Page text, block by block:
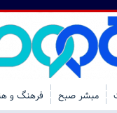
مبشر صبح فرهنگ و